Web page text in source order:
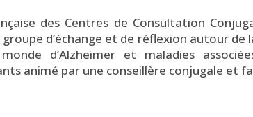
des Centres de Consultation
groupe d’échange et de réflexion autour de
d’Alzheimer et maladies
animé par une conseillère conjugale et